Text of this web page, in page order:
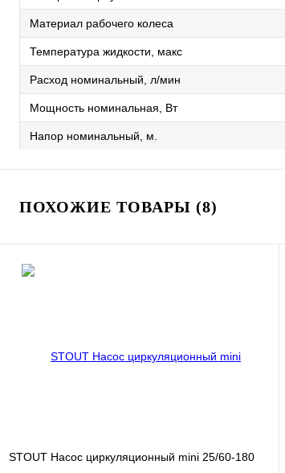
Материал рабочего колеса
Температура жидкости, макс
Расход номинальный, л/мин
Мощность номинальная, Вт
Напор номинальный, м.
ПОХОЖИЕ ТОВАРЫ (8)
STOUT Насос циркуляционный mini 25/60-180